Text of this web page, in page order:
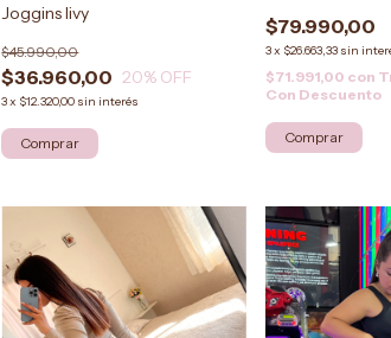
Joggins livy
$36.960,00
$45.990,00
20% OFF
3x $12.320,00 sin interés
Comprar
$79.990,00
3x $26.663,33 sin
$71.991,00 con
Con Descuento
Comprar